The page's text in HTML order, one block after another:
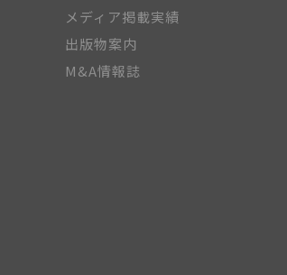
メディア掲載実績
出版物案内
M&A情報誌